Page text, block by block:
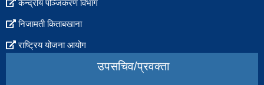
केन्द्रीय पञ्जिकरण विभाग
निजामती किताबखाना
राष्ट्रिय योजना आयोग
उपसचिव/प्रवक्ता